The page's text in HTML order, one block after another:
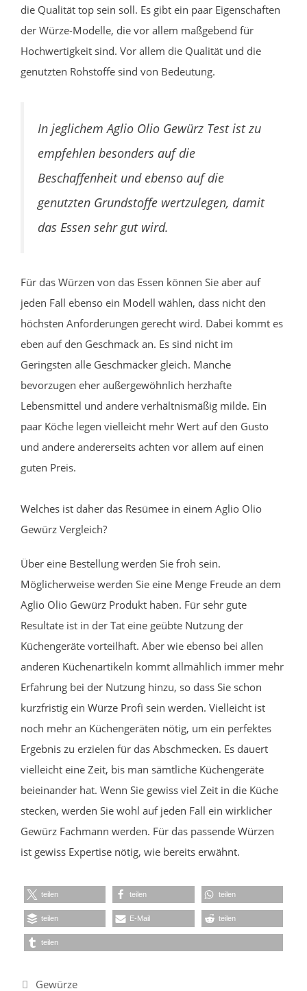
die Qualität top sein soll. Es gibt ein paar Eigenschaften
der Würze-Modelle, die vor allem maßgebend für
Hochwertigkeit sind. Vor allem die Qualität und die
genutzten Rohstoffe sind von Bedeutung.
In jeglichem Aglio Olio Gewürz Test ist zu
empfehlen besonders auf die
Beschaffenheit und ebenso auf die
genutzten Grundstoffe wertzulegen, damit
das Essen sehr gut wird.
Für das Würzen von das Essen können Sie aber auf
jeden Fall ebenso ein Modell wählen, dass nicht den
höchsten Anforderungen gerecht wird. Dabei kommt es
eben auf den Geschmack an. Es sind nicht im
Geringsten alle Geschmäcker gleich. Manche
bevorzugen eher außergewöhnlich herzhafte
Lebensmittel und andere verhältnismäßig milde. Ein
paar Köche legen vielleicht mehr Wert auf den Gusto
und andere andererseits achten vor allem auf einen
guten Preis.
Welches ist daher das Resümee in einem Aglio Olio
Gewürz Vergleich?
Über eine Bestellung werden Sie froh sein.
Möglicherweise werden Sie eine Menge Freude an dem
Aglio Olio Gewürz Produkt haben. Für sehr gute
Resultate ist in der Tat eine geübte Nutzung der
Küchengeräte vorteilhaft. Aber wie ebenso bei allen
anderen Küchenartikeln kommt allmählich immer mehr
Erfahrung bei der Nutzung hinzu, so dass Sie schon
kurzfristig ein Würze Profi sein werden. Vielleicht ist
noch mehr an Küchengeräten nötig, um ein perfektes
Ergebnis zu erzielen für das Abschmecken. Es dauert
vielleicht eine Zeit, bis man sämtliche Küchengeräte
beieinander hat. Wenn Sie gewiss viel Zeit in die Küche
stecken, werden Sie wohl auf jeden Fall ein wirklicher
Gewürz Fachmann werden. Für das passende Würzen
ist gewiss Expertise nötig, wie bereits erwähnt.
teilen teilen teilen
teilen E-Mail teilen
teilen
Kategorien
Gewürze